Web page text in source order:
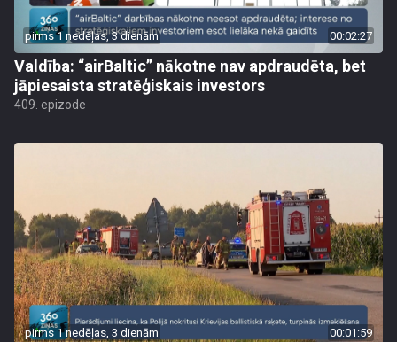
pirms 1 nedēļas, 3 dienām 00:02:27
Valdība: “airBaltic” nākotne nav apdraudēta, bet
jāpiesaista stratēģiskais investors
409. epizode
pirms 1 nedēļas, 3 dienām 00:01:59